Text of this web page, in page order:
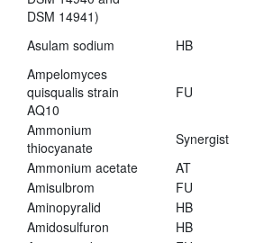
DSM 14941)
Asulam sodium HB
Ampelomyces
quisqualis strain
AQ10
FU
Ammonium
thiocyanate
Synergist
Ammonium acetate
AT
Amisulbrom
FU
Aminopyralid
HB
Amidosulfuron
HB